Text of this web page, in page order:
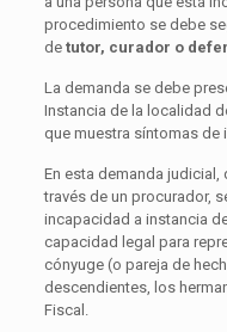
procedimiento se debe
detutor, curador o
La demanda se debe
Instancia de la localidad
que muestra síntomas de
En esta demanda
través de un procurador,
incapacidad a instancia
capacidad legal para
cónyuge (o pareja de
descendientes, los
Fiscal.